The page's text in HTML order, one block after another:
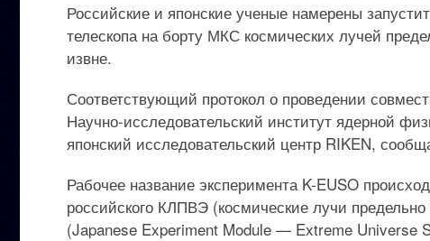
Российские и японские ученые намерены
телескопа на борту МКС космических лучей
извне.
Соответствующий протокол о проведении
Научно-исследовательский институт ядерной
японский исследовательский центр RIKEN,
Рабочее название эксперимента K-EUSO
российского КЛПВЭ (космические лучи
(Japanese Experiment Module — Extreme Universe